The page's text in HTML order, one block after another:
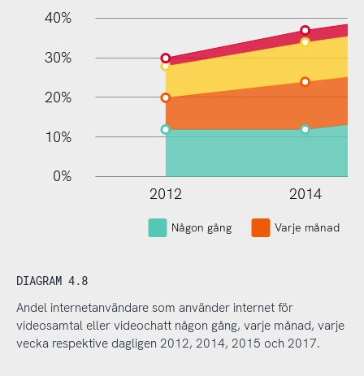
40%
30%
20%
10%
0%
2012 2014
Någon gång Varje månad
DIAGRAM 4.8
Andel internetanvändare som använder internet för
videosamtal eller videochatt någon gång, varje månad, varje
vecka respektive dagligen 2012, 2014, 2015 och 2017.